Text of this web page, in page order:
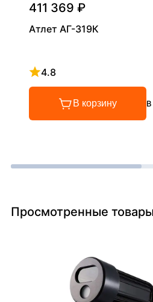
411 369 ₽
Атлет АГ-319К
4.8
Рейтинг 4.8 из 5
В корзину
Просмотренные товары